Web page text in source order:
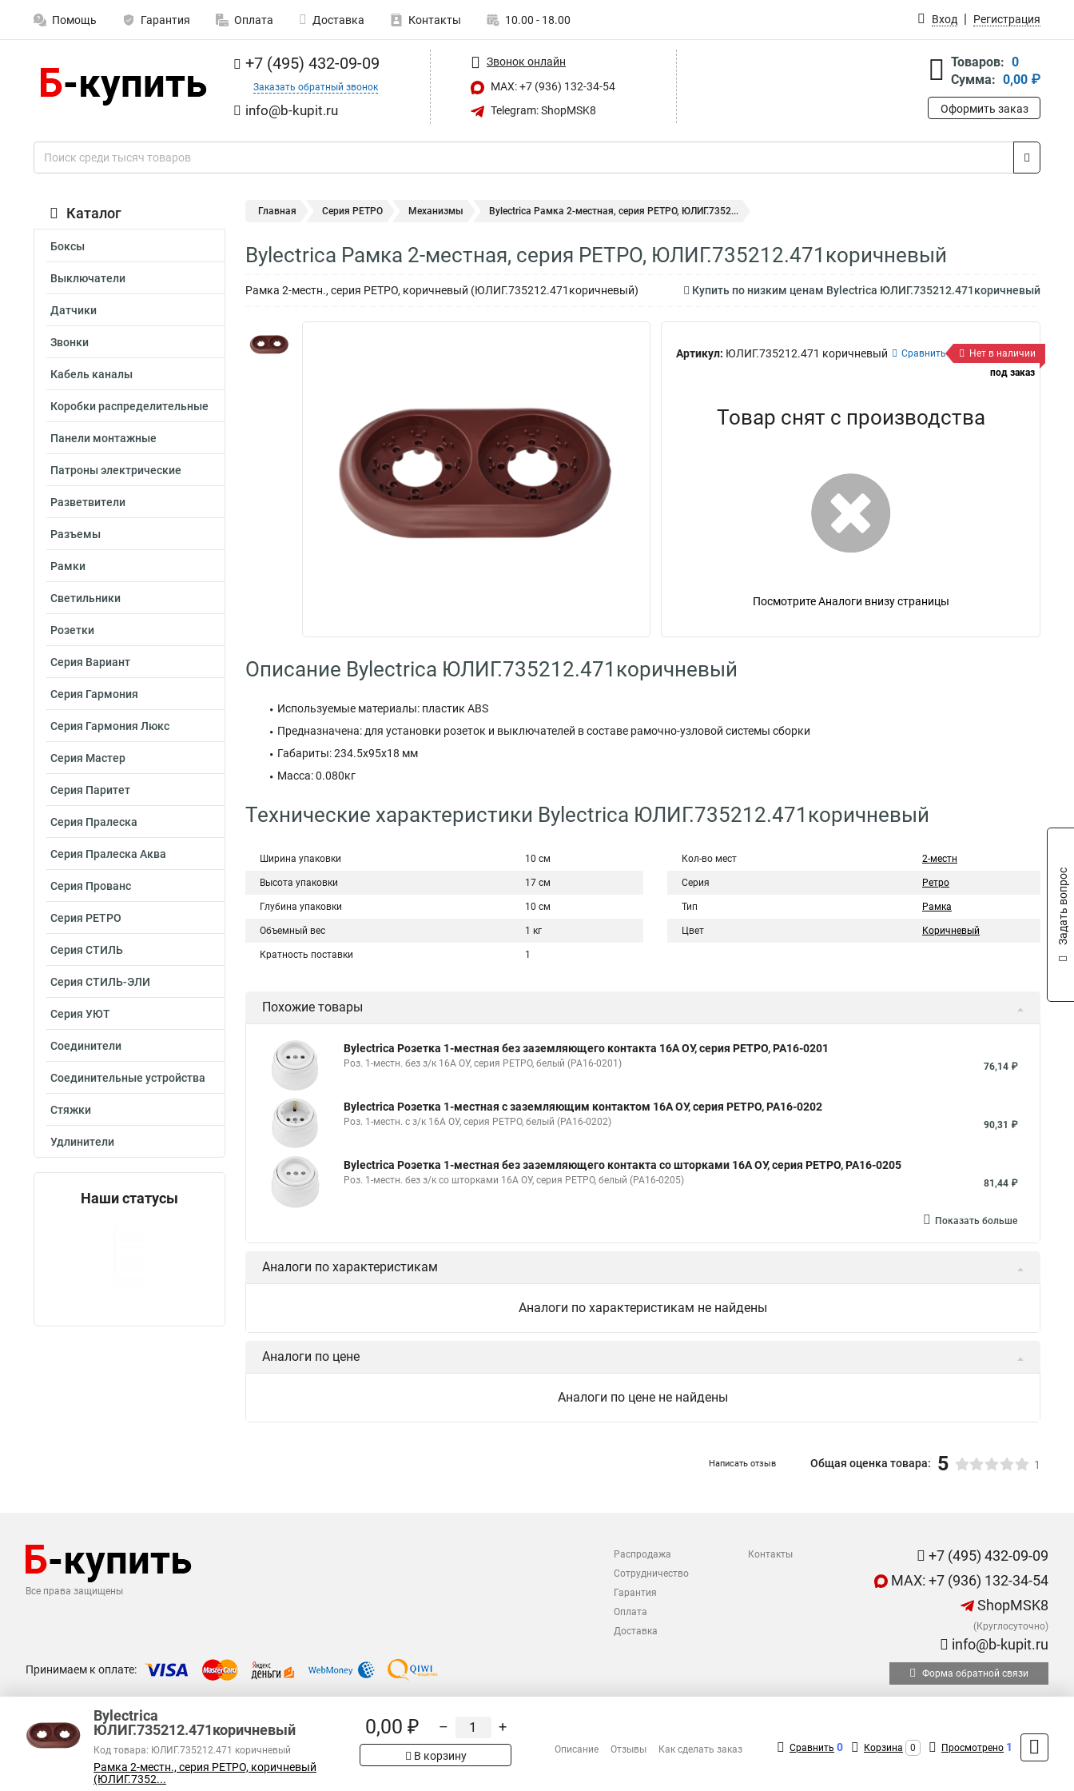
Помощь Гарантия Оплата Доставка Контакты 10.00 - 18.00 Вход Регистрация
+7 (495) 432-09-09
Заказать обратный звонок
info@b-kupit.ru
Звонок онлайн
MAX: +7 (936) 132-34-54
Telegram: ShopMSK8
Товаров: 0
Сумма: 0,00 ₽
Оформить заказ
Каталог
Боксы
Выключатели
Датчики
Звонки
Кабель каналы
Коробки распределительные
Панели монтажные
Патроны электрические
Разветвители
Разъемы
Рамки
Светильники
Розетки
Серия Вариант
Серия Гармония
Серия Гармония Люкс
Серия Мастер
Серия Паритет
Серия Пралеска
Серия Пралеска Аква
Серия Прованс
Серия РЕТРО
Серия СТИЛЬ
Серия СТИЛЬ-ЭЛИ
Серия УЮТ
Соединители
Соединительные устройства
Стяжки
Удлинители
Наши статусы
Главная Серия РЕТРО Механизмы Bylectrica Рамка 2-местная, серия РЕТРО, ЮЛИГ.7352...
Bylectrica Рамка 2-местная, серия РЕТРО, ЮЛИГ.735212.471коричневый
Рамка 2-местн., серия РЕТРО, коричневый (ЮЛИГ.735212.471коричневый) Купить по низким ценам Bylectrica ЮЛИГ.735212.471коричневый
Артикул: ЮЛИГ.735212.471 коричневый Сравнить
Нет в наличии
под заказ
Товар снят с производства
Посмотрите Аналоги внизу страницы
Описание Bylectrica ЮЛИГ.735212.471коричневый
Используемые материалы: пластик ABS
Предназначена: для установки розеток и выключателей в составе рамочно-узловой системы сборки
Габариты: 234.5x95x18 мм
Масса: 0.080кг
Технические характеристики Bylectrica ЮЛИГ.735212.471коричневый
Ширина упаковки 10 см
Высота упаковки 17 см
Глубина упаковки 10 см
Объемный вес 1 кг
Кратность поставки 1
Кол-во мест 2-местн
Серия Ретро
Тип Рамка
Цвет Коричневый
Похожие товары
Bylectrica Розетка 1-местная без заземляющего контакта 16А ОУ, серия РЕТРО, РА16-0201
Роз. 1-местн. без з/к 16А ОУ, серия РЕТРО, белый (РА16-0201) 76,14 ₽
Bylectrica Розетка 1-местная с заземляющим контактом 16А ОУ, серия РЕТРО, РА16-0202
Роз. 1-местн. с з/к 16А ОУ, серия РЕТРО, белый (РА16-0202) 90,31 ₽
Bylectrica Розетка 1-местная без заземляющего контакта со шторками 16А ОУ, серия РЕТРО, РА16-0205
Роз. 1-местн. без з/к со шторками 16А ОУ, серия РЕТРО, белый (РА16-0205) 81,44 ₽
Показать больше
Аналоги по характеристикам
Аналоги по характеристикам не найдены
Аналоги по цене
Аналоги по цене не найдены
Написать отзыв Общая оценка товара: 5 1
Все права защищены
Распродажа
Сотрудничество
Гарантия
Оплата
Доставка
Контакты
+7 (495) 432-09-09
MAX: +7 (936) 132-34-54
ShopMSK8
(Круглосуточно)
info@b-kupit.ru
Принимаем к оплате: Форма обратной связи
Bylectrica
ЮЛИГ.735212.471коричневый
Код товара: ЮЛИГ.735212.471 коричневый
Рамка 2-местн., серия РЕТРО, коричневый
(ЮЛИГ.7352...
0,00 ₽ – +
В корзину
Описание Отзывы Как сделать заказ Сравнить 0 Корзина 0 Просмотрено 1
Задать вопрос